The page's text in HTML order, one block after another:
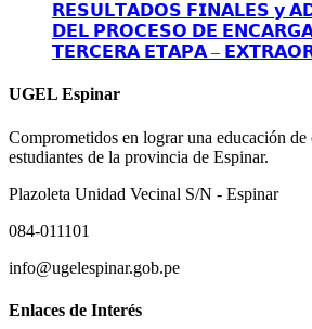
𝗥𝗘𝗦𝗨𝗟𝗧𝗔𝗗𝗢𝗦 𝗙𝗜𝗡𝗔𝗟𝗘𝗦 𝘆
𝗗𝗘𝗟 𝗣𝗥𝗢𝗖𝗘𝗦𝗢 𝗗𝗘
𝗧𝗘𝗥𝗖𝗘𝗥𝗔 𝗘𝗧𝗔𝗣𝗔 –
UGEL Espinar
Comprometidos en lograr una educación de
estudiantes de la provincia de Espinar.
Plazoleta Unidad Vecinal S/N - Espinar
084-011101
info@ugelespinar.gob.pe
Enlaces de Interés